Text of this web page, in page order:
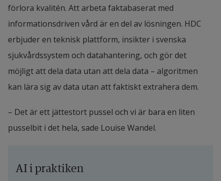
förlora kvalitén. Att arbeta faktabaserat med
informationsdriven vård är en del av lösningen. HDC
erbjuder en teknisk plattform, insikter i svenska
sjukvårdssystem och datahantering, och gör det
möjligt att dela data utan att dela data – algoritmen
kan lära sig av data utan att faktiskt extrahera dem.
– Det är ett jättestort pussel och vi är bara en liten
pusselbit i det hela, sade Louise Wandel.
AI i praktiken